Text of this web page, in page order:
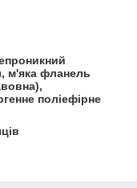
м'яка фланель
поліефірне